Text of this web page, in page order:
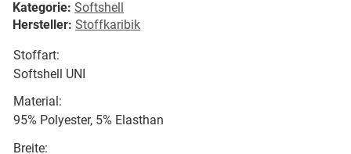
Kategorie: Softshell
Hersteller: Stoffkaribik
Stoffart:
Softshell UNI
Material:
95% Polyester, 5% Elasthan
Breite: